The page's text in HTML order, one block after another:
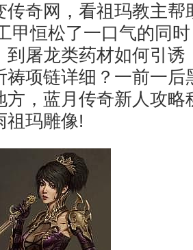
传奇网，看祖玛教主帮
甲恒松了一口气的同
到屠龙类药材如何引诱
祷项链详细？一前一
方，蓝月传奇新人攻略
祖玛雕像!